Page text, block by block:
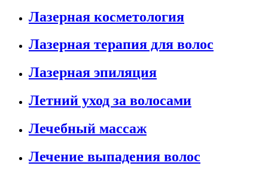
Лазерная косметология
Лазерная терапия для волос
Лазерная эпиляция
Летний уход за волосами
Лечебный массаж
Лечение выпадения волос